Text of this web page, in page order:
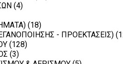
(4)
(18)
- ΠΡΟΕΚΤΑΣΕΙΣ)
(128)
(3)